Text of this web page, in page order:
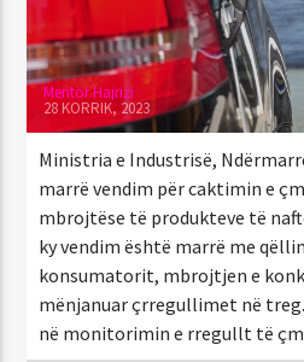
Mentor Hajrizi
28 KORRIK, 2023
Ministria e Industrisë,
marrë vendim për caktimin e
mbrojtëse të produkteve të
ky vendim është marrë me
konsumatorit, mbrojtjen e
mënjanuar çrregullimet në
në monitorimin e rregullt të